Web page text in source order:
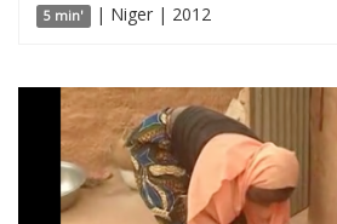
5 min' | Niger | 2012